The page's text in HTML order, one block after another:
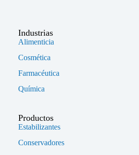
Industrias
Alimenticia
Cosmética
Farmacéutica
Química
Productos
Estabilizantes
Conservadores